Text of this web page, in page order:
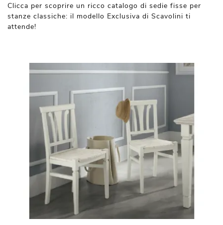
Clicca per scoprire un ricco catalogo di sedie fisse per
stanze classiche: il modello Exclusiva di Scavolini ti
attende!